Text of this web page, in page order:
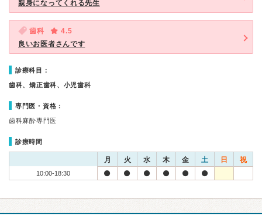
親身になってくれる先生
歯科
4.5
良いお医者さんです
診療科目：
歯科、矯正歯科、小児歯科
専門医・資格：
歯科麻酔専門医
診療時間
月 火 水 木 金 土 日 祝
10:00-18:30